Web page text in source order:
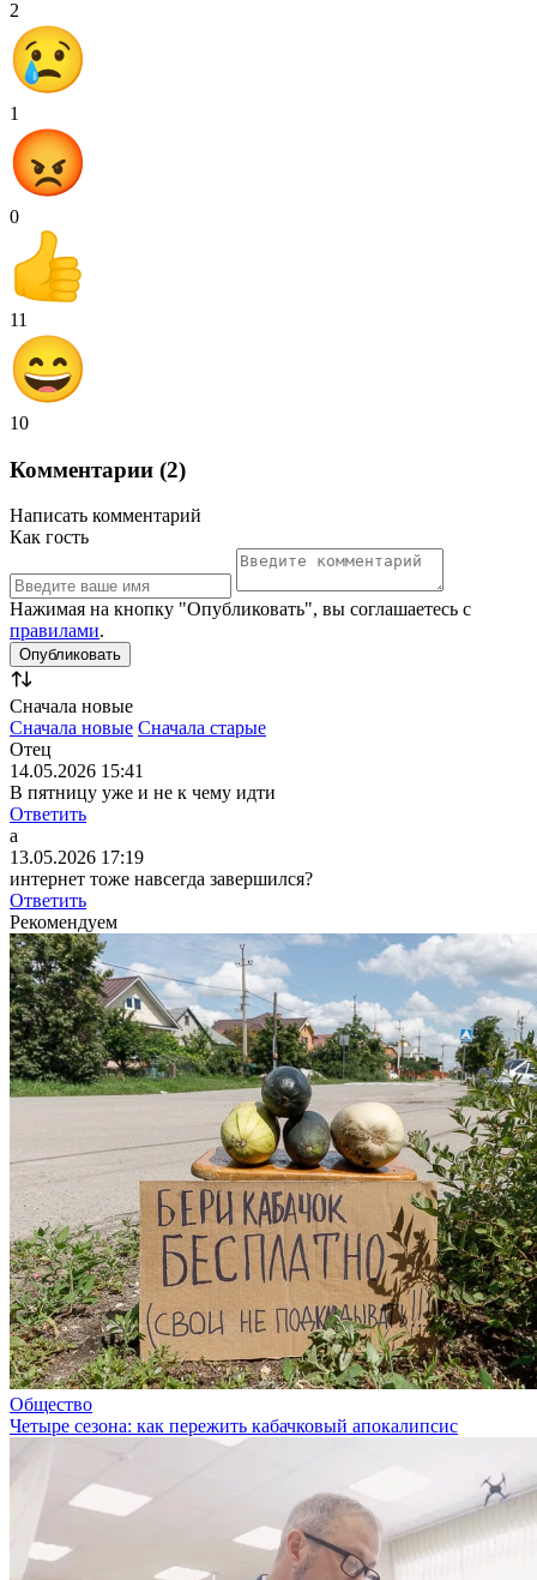
2
1
0
11
10
Комментарии (2)
Написать комментарий
Как гость
Нажимая на кнопку "Опубликовать", вы соглашаетесь с
правилами.
Сначала новые
Сначала новые Сначала старые
Отец
14.05.2026 15:41
В пятницу уже и не к чему идти
Ответить
а
13.05.2026 17:19
интернет тоже навсегда завершился?
Ответить
Рекомендуем
Общество
Четыре сезона: как пережить кабачковый апокалипсис